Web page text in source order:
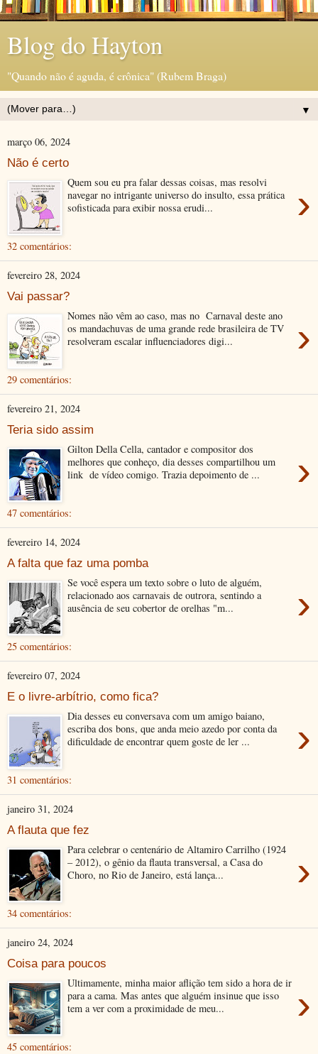
Blog do Hayton
"Quando não é aguda, é crônica" (Rubem Braga)
▼
março 06, 2024
Não é certo
›
Quem sou eu pra falar dessas coisas, mas resolvi
navegar no intrigante universo do insulto, essa prática
sofisticada para exibir nossa erudi...
32 comentários:
fevereiro 28, 2024
Vai passar?
›
Nomes não vêm ao caso, mas no Carnaval deste ano
os mandachuvas de uma grande rede brasileira de TV
resolveram escalar influenciadores digi...
29 comentários:
fevereiro 21, 2024
Teria sido assim
›
Gilton Della Cella, cantador e compositor dos
melhores que conheço, dia desses compartilhou um
link de vídeo comigo. Trazia depoimento de ...
47 comentários:
fevereiro 14, 2024
A falta que faz uma pomba
›
Se você espera um texto sobre o luto de alguém,
relacionado aos carnavais de outrora, sentindo a
ausência de seu cobertor de orelhas "m...
25 comentários:
fevereiro 07, 2024
E o livre-arbítrio, como fica?
›
Dia desses eu conversava com um amigo baiano,
escriba dos bons, que anda meio azedo por conta da
dificuldade de encontrar quem goste de ler ...
31 comentários:
janeiro 31, 2024
A flauta que fez
›
Para celebrar o centenário de Altamiro Carrilho (1924
– 2012), o gênio da flauta transversal, a Casa do
Choro, no Rio de Janeiro, está lança...
34 comentários:
janeiro 24, 2024
Coisa para poucos
›
Ultimamente, minha maior aflição tem sido a hora de ir
para a cama. Mas antes que alguém insinue que isso
tem a ver com a proximidade de meu...
45 comentários: